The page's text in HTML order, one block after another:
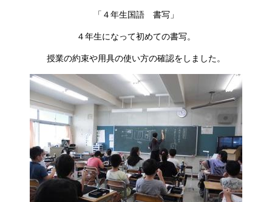
「４年生国語 書写」
４年生になって初めての書写。
授業の約束や用具の使い方の確認をしました。